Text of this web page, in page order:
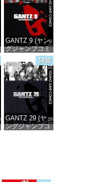
GANTZ 9 (ヤン
グジャンプコミ
ックスDIGITAL)
価格：¥100
12位
GANTZ 29 (ヤ
ングジャンプコ